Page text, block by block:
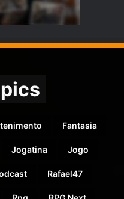
Fantasia
Jogatina Jogo
Rafael47